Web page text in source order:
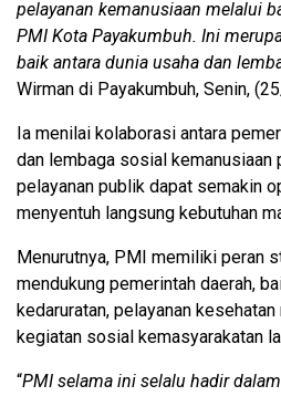
pelayanan kemanusiaan melalui
PMI Kota Payakumbuh. Ini
baik antara dunia usaha dan
Wirman di Payakumbuh, Senin,
Ia menilai kolaborasi antara
dan lembaga sosial kemanusiaan
pelayanan publik dapat semakin
menyentuh langsung kebutuhan
Menurutnya, PMI memiliki peran
mendukung pemerintah daerah,
kedaruratan, pelayanan
kegiatan sosial kemasyarakatan
“PMI selama ini selalu hadir